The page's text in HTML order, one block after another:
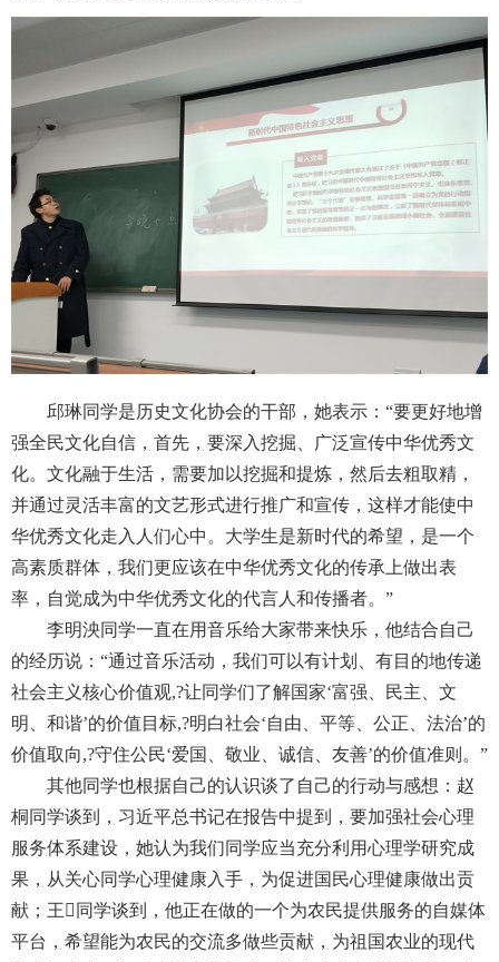
邱琳同学是历史文化协会的干部，她表示：“要更好地增
强全民文化自信，首先，要深入挖掘、广泛宣传中华优秀文
化。文化融于生活，需要加以挖掘和提炼，然后去粗取精，
并通过灵活丰富的文艺形式进行推广和宣传，这样才能使中
华优秀文化走入人们心中。大学生是新时代的希望，是一个
高素质群体，我们更应该在中华优秀文化的传承上做出表
率，自觉成为中华优秀文化的代言人和传播者。”
李明泱同学一直在用音乐给大家带来快乐，他结合自己
的经历说：“通过音乐活动，我们可以有计划、有目的地传递
社会主义核心价值观,?让同学们了解国家‘富强、民主、文
明、和谐’的价值目标,?明白社会‘自由、平等、公正、法治’的
价值取向,?守住公民‘爱国、敬业、诚信、友善’的价值准则。”
其他同学也根据自己的认识谈了自己的行动与感想：赵
桐同学谈到，习近平总书记在报告中提到，要加强社会心理
服务体系建设，她认为我们同学应当充分利用心理学研究成
果，从关心同学心理健康入手，为促进国民心理健康做出贡
献；王同学谈到，他正在做的一个为农民提供服务的自媒体
平台，希望能为农民的交流多做些贡献，为祖国农业的现代